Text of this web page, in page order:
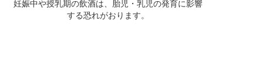
妊娠中や授乳期の飲酒は、胎児・乳児の発育に影響
する恐れがおります。